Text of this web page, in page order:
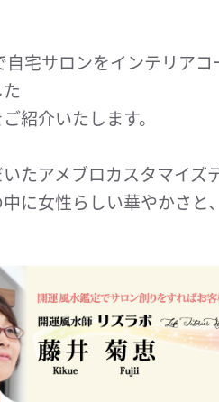
自宅サロンをインテリア
紹介いたします。
たアメブロカスタマイズ
に女性らしい華やかさ